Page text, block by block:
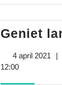
Geniet
4 april 2021 |
12:00